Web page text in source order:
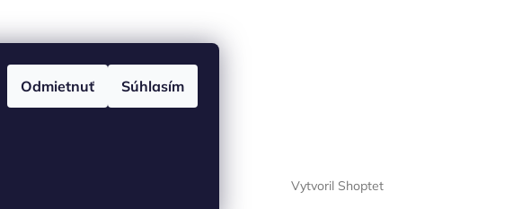
Odmietnuť Súhlasím
Vytvoril Shoptet